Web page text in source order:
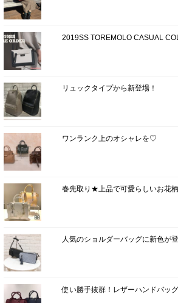
2019SS TOREMOLO CASUAL
リュックタイプから新登場！
ワンランク上のオシャレを♡
春先取り★上品で可愛らしいお花
人気のショルダーバッグに新色が
使い勝手抜群！レザーハンドバッグ